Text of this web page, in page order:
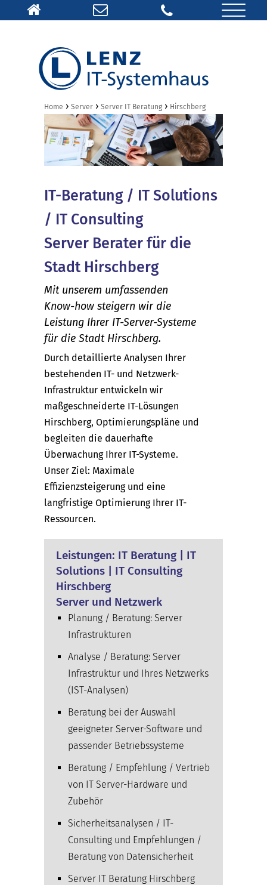
Home › Server › Server IT Beratung › Hirschberg
IT-Beratung / IT Solutions
/ IT Consulting
Server Berater für die
Stadt Hirschberg
Mit unserem umfassenden
Know-how steigern wir die
Leistung Ihrer IT-Server-Systeme
für die Stadt Hirschberg.
Durch detaillierte Analysen Ihrer
bestehenden IT- und Netzwerk-
Infrastruktur entwickeln wir
maßgeschneiderte IT-Lösungen
Hirschberg, Optimierungspläne und
begleiten die dauerhafte
Überwachung Ihrer IT-Systeme.
Unser Ziel: Maximale
Effizienzsteigerung und eine
langfristige Optimierung Ihrer IT-
Ressourcen.
Leistungen: IT Beratung | IT
Solutions | IT Consulting
Hirschberg
Server und Netzwerk
Planung / Beratung: Server
Infrastrukturen
Analyse / Beratung: Server
Infrastruktur und Ihres Netzwerks
(IST-Analysen)
Beratung bei der Auswahl
geeigneter Server-Software und
passender Betriebssysteme
Beratung / Empfehlung / Vertrieb
von IT Server-Hardware und
Zubehör
Sicherheitsanalysen / IT-
Consulting und Empfehlungen /
Beratung von Datensicherheit
Server IT Beratung Hirschberg